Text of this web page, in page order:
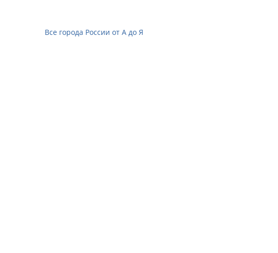
Все города России от А до Я